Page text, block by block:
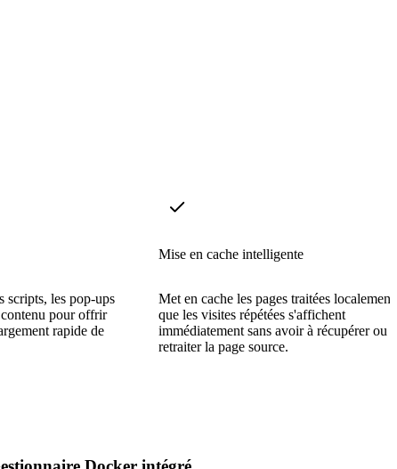
scripts, les pop-ups
contenu pour offrir
rapide de
Mise en cache intelligente
Met en cache les pages traitées
que les visites répétées s'affichent
immédiatement sans avoir à récupérer ou
retraiter la page source.